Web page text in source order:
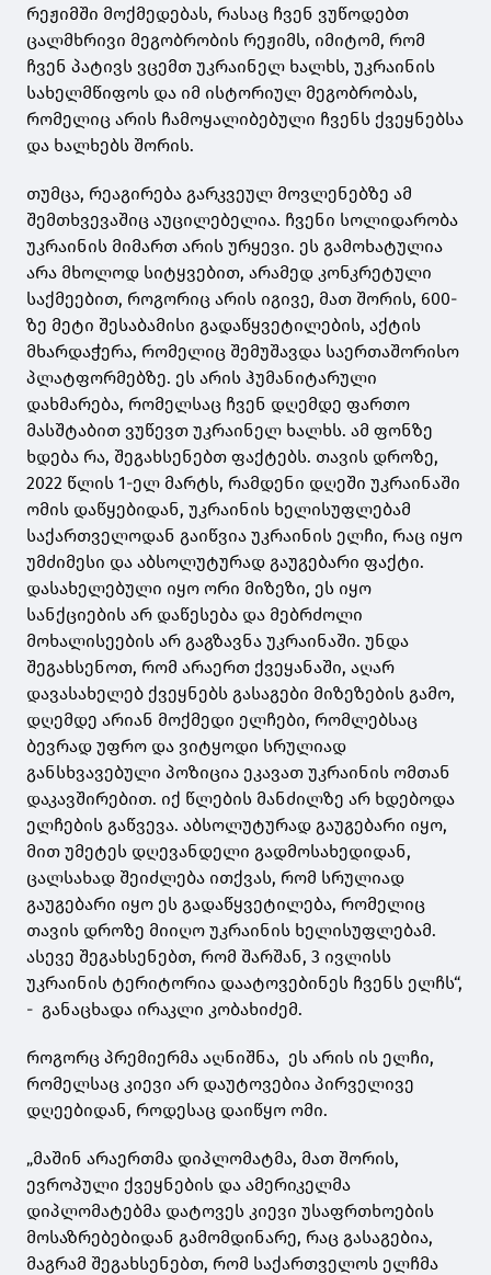
რეჟიმში მოქმედებას, რასაც ჩვენ ვუწოდებთ
ცალმხრივი მეგობრობის რეჟიმს, იმიტომ, რომ
ჩვენ პატივს ვცემთ უკრაინელ ხალხს, უკრაინის
სახელმწიფოს და იმ ისტორიულ მეგობრობას,
რომელიც არის ჩამოყალიბებული ჩვენს ქვეყნებსა
და ხალხებს შორის.
თუმცა, რეაგირება გარკვეულ მოვლენებზე ამ
შემთხვევაშიც აუცილებელია. ჩვენი სოლიდარობა
უკრაინის მიმართ არის ურყევი. ეს გამოხატულია
არა მხოლოდ სიტყვებით, არამედ კონკრეტული
საქმეებით, როგორიც არის იგივე, მათ შორის, 600-
ზე მეტი შესაბამისი გადაწყვეტილების, აქტის
მხარდაჭერა, რომელიც შემუშავდა საერთაშორისო
პლატფორმებზე. ეს არის ჰუმანიტარული
დახმარება, რომელსაც ჩვენ დღემდე ფართო
მასშტაბით ვუწევთ უკრაინელ ხალხს. ამ ფონზე
ხდება რა, შეგახსენებთ ფაქტებს. თავის დროზე,
2022 წლის 1-ელ მარტს, რამდენი დღეში უკრაინაში
ომის დაწყებიდან, უკრაინის ხელისუფლებამ
საქართველოდან გაიწვია უკრაინის ელჩი, რაც იყო
უმძიმესი და აბსოლუტურად გაუგებარი ფაქტი.
დასახელებული იყო ორი მიზეზი, ეს იყო
სანქციების არ დაწესება და მებრძოლი
მოხალისეების არ გაგზავნა უკრაინაში. უნდა
შეგახსენოთ, რომ არაერთ ქვეყანაში, აღარ
დავასახელებ ქვეყნებს გასაგები მიზეზების გამო,
დღემდე არიან მოქმედი ელჩები, რომლებსაც
ბევრად უფრო და ვიტყოდი სრულიად
განსხვავებული პოზიცია ეკავათ უკრაინის ომთან
დაკავშირებით. იქ წლების მანძილზე არ ხდებოდა
ელჩების გაწვევა. აბსოლუტურად გაუგებარი იყო,
მით უმეტეს დღევანდელი გადმოსახედიდან,
ცალსახად შეიძლება ითქვას, რომ სრულიად
გაუგებარი იყო ეს გადაწყვეტილება, რომელიც
თავის დროზე მიიღო უკრაინის ხელისუფლებამ.
ასევე შეგახსენებთ, რომ შარშან, 3 ივლისს
უკრაინის ტერიტორია დაატოვებინეს ჩვენს ელჩს“,
- განაცხადა ირაკლი კობახიძემ.
როგორც პრემიერმა აღნიშნა, ეს არის ის ელჩი,
რომელსაც კიევი არ დაუტოვებია პირველივე
დღეებიდან, როდესაც დაიწყო ომი.
„მაშინ არაერთმა დიპლომატმა, მათ შორის,
ევროპული ქვეყნების და ამერიკელმა
დიპლომატებმა დატოვეს კიევი უსაფრთხოების
მოსაზრებებიდან გამომდინარე, რაც გასაგებია,
მაგრამ შეგახსენებთ, რომ საქართველოს ელჩმა